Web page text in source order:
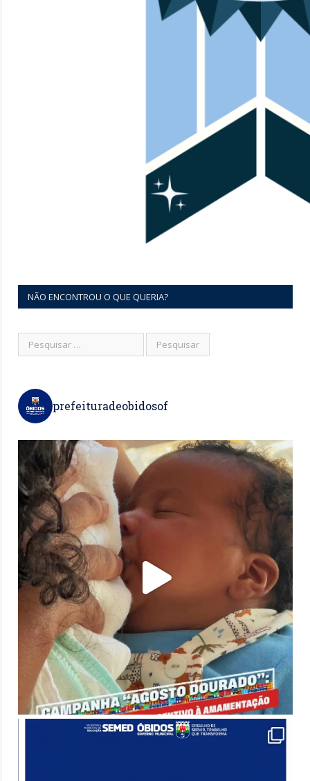
NÃO ENCONTROU O QUE QUERIA?
prefeituradeobidosof